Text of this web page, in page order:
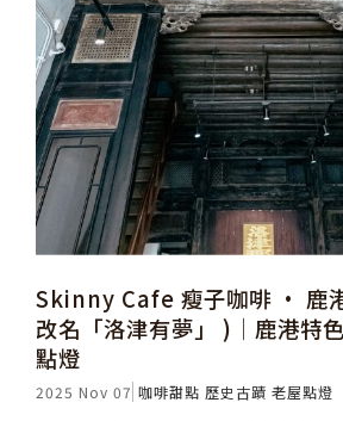
Skinny Cafe 瘦子咖啡 • 鹿
改名「洛津有夢」 )│鹿港特
點燈
2025 Nov 07 咖啡甜點 歷史古蹟 老屋點燈